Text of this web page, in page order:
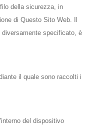
della sicurezza, in
di Questo Sito Web. Il
specificato, è
il quale sono raccolti i
del dispositivo